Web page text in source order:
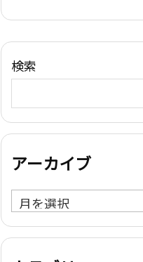
検索
アーカイブ
ア
ー
カ